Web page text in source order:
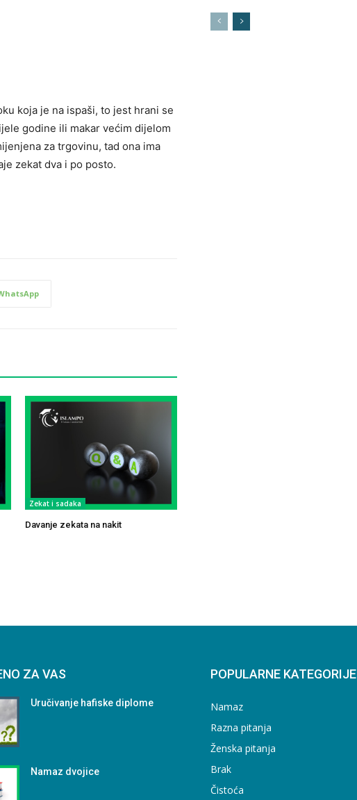
koja je na ispaši, to jest hrani se
godine ili makar većim dijelom
za trgovinu, tad ona ima
zekat dva i po posto.
Zekat i sadaka
Davanje zekata na nakit
ZA VAS
Uručivanje hafiske diplome
Namaz dvojice
POPULARNE KATEGORIJE
Namaz
Razna pitanja
Ženska pitanja
Brak
Čistoća